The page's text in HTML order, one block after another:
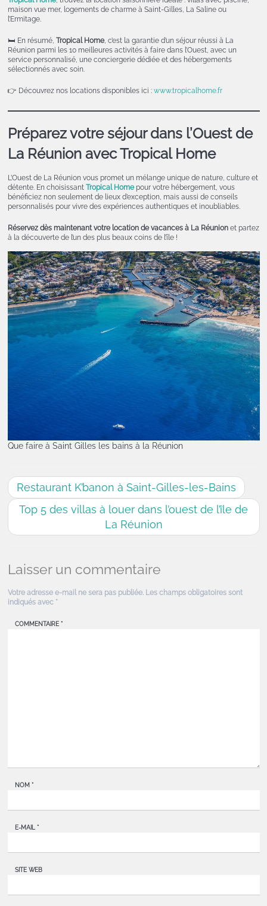
maison vue mer, logements de charme à Saint-Gilles, La Saline ou
l’Ermitage.
🛏️ En résumé, Tropical Home, c’est la garantie d’un séjour réussi à La
Réunion parmi les 10 meilleures activités à faire dans l’Ouest, avec un
service personnalisé, une conciergerie dédiée et des hébergements
sélectionnés avec soin.
👉 Découvrez nos locations disponibles ici : www.tropicalhome.fr
Préparez votre séjour dans l’Ouest de
La Réunion avec Tropical Home
L’Ouest de La Réunion vous promet un mélange unique de nature, culture et
détente. En choisissant Tropical Home pour votre hébergement, vous
bénéficiez non seulement de lieux d’exception, mais aussi de conseils
personnalisés pour vivre des expériences authentiques et inoubliables.
Réservez dès maintenant votre location de vacances à La Réunionet partez
à la découverte de l’un des plus beaux coins de l’île !
Que faire à Saint Gilles les bains à la Réunion
Restaurant K’banon à Saint-Gilles-les-Bains
Top 5 des villas à louer dans l’ouest de l’île de
La Réunion
Laisser un commentaire
Votre adresse e-mail ne sera pas publiée. Les champs obligatoires sont
indiqués avec *
COMMENTAIRE *
NOM *
E-MAIL *
SITE WEB